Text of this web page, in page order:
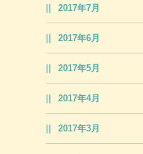
2017年7月
2017年6月
2017年5月
2017年4月
2017年3月